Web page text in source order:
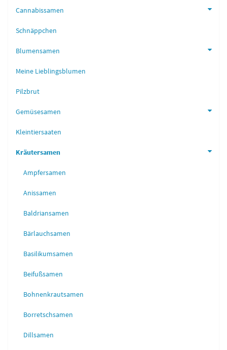
Cannabissamen
Schnäppchen
Blumensamen
Meine Lieblingsblumen
Pilzbrut
Gemüsesamen
Kleintiersaaten
Kräutersamen
Ampfersamen
Anissamen
Baldriansamen
Bärlauchsamen
Basilikumsamen
Beifußsamen
Bohnenkrautsamen
Borretschsamen
Dillsamen